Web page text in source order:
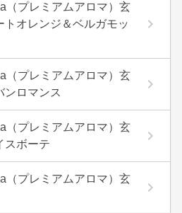
（プレミアムアロマ）玄
トオレンジ＆ベルガモッ
（プレミアムアロマ）玄
ンロマンス
（プレミアムアロマ）玄
スボーテ
（プレミアムアロマ）玄